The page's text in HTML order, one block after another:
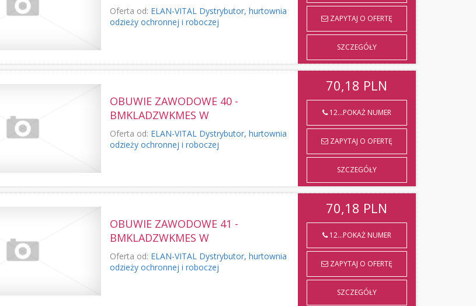
Oferta od: ELAN-VITAL Dystrybutor, hurtownia
odzieży ochronnej i roboczej
ZAPYTAJ O OFERTĘ
SZCZEGÓŁY
OBUWIE ZAWODOWE 40 -
BMKLADZWKMES W
Oferta od: ELAN-VITAL Dystrybutor, hurtownia
odzieży ochronnej i roboczej
70,18 PLN
12...POKAŻ NUMER
ZAPYTAJ O OFERTĘ
SZCZEGÓŁY
OBUWIE ZAWODOWE 41 -
BMKLADZWKMES W
Oferta od: ELAN-VITAL Dystrybutor, hurtownia
odzieży ochronnej i roboczej
70,18 PLN
12...POKAŻ NUMER
ZAPYTAJ O OFERTĘ
SZCZEGÓŁY